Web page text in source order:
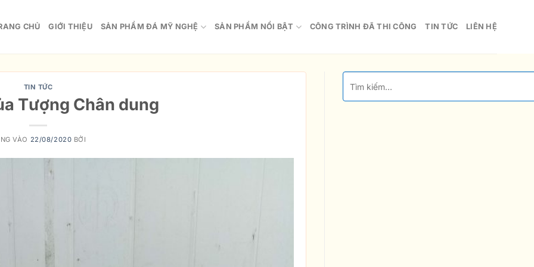
CHỦ GIỚI THIỆU SẢN PHẨM ĐÁ MỸ NGHỆ SẢN PHẨM NỔI BẬT CÔNG TRÌNH ĐÃ THI CÔNG TIN TỨC LIÊN HỆ
TIN TỨC
Tượng Chân dung
VÀO 22/08/2020 BỞI